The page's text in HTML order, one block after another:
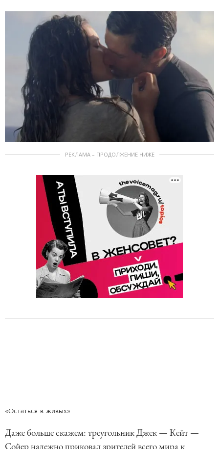
РЕКЛАМА – ПРОДОЛЖЕНИЕ НИЖЕ
«Остаться в живых»
Даже больше скажем: треугольник Джек — Кейт —
Сойер надежно приковал зрителей всего мира к